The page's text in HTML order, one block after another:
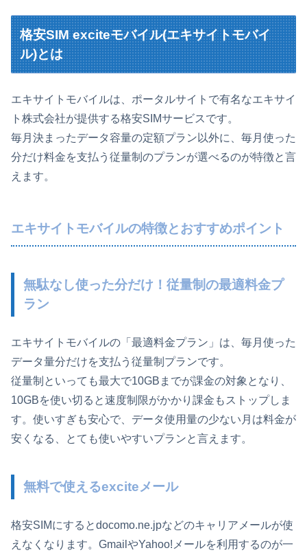
格安SIM exciteモバイル(エキサイトモバイ
ル)とは
エキサイトモバイルは、ポータルサイトで有名なエキサイ
ト株式会社が提供する格安SIMサービスです。
毎月決まったデータ容量の定額プラン以外に、毎月使った
分だけ料金を支払う従量制のプランが選べるのが特徴と言
えます。
エキサイトモバイルの特徴とおすすめポイント
無駄なし使った分だけ！従量制の最適料金プ
ラン
エキサイトモバイルの「最適料金プラン」は、毎月使った
データ量分だけを支払う従量制プランです。
従量制といっても最大で10GBまでが課金の対象となり、
10GBを使い切ると速度制限がかかり課金もストップしま
す。使いすぎも安心で、データ使用量の少ない月は料金が
安くなる、とても使いやすいプランと言えます。
無料で使えるexciteメール
格安SIMにするとdocomo.ne.jpなどのキャリアメールが使
えなくなります。GmailやYahoo!メールを利用するのが一